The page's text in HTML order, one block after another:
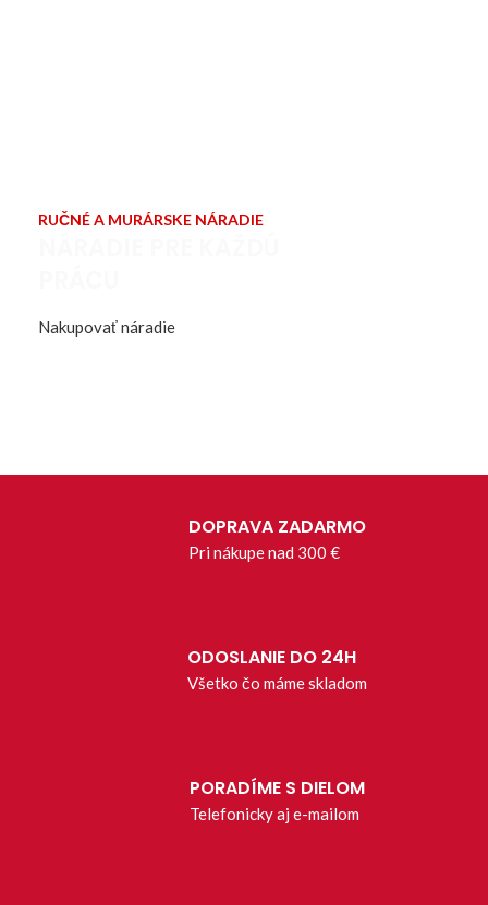
RUČNÉ A MURÁRSKE NÁRADIE
Nakupovať náradie
DOPRAVA ZADARMO
Pri nákupe nad 300 €
ODOSLANIE DO 24H
Všetko čo máme skladom
PORADÍME S DIELOM
Telefonicky aj e-mailom